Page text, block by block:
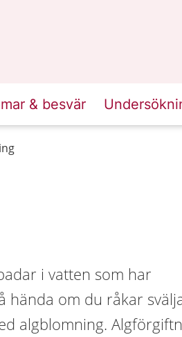
& besvär
i vatten som har
hända om du råkar
algblomning.